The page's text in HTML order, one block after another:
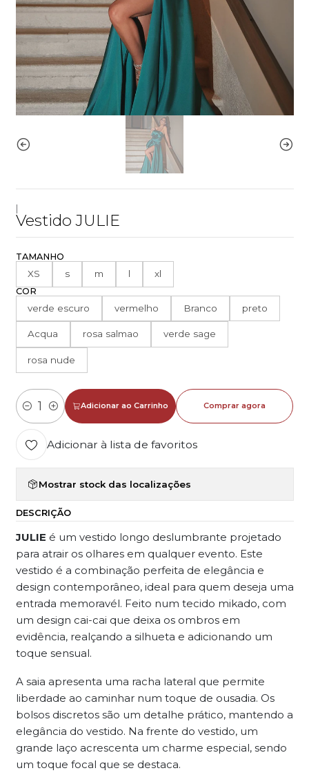
Vestido JULIE
TAMANHO
XS s m l xl
COR
verde escuro vermelho Branco preto
Acqua rosa salmao verde sage
rosa nude
Quantidade
Adicionar ao Carrinho Comprar agora
Adicionar à lista de favoritos
Mostrar stock das localizações
DESCRIÇÃO
JULIE é um vestido longo deslumbrante projetado
para atrair os olhares em qualquer evento. Este
vestido é a combinação perfeita de elegância e
design contemporâneo, ideal para quem deseja uma
entrada memoravél. Feito num tecido mikado, com
um design cai-cai que deixa os ombros em
evidência, realçando a silhueta e adicionando um
toque sensual.
A saia apresenta uma racha lateral que permite
liberdade ao caminhar num toque de ousadia. Os
bolsos discretos são um detalhe prático, mantendo a
elegância do vestido. Na frente do vestido, um
grande laço acrescenta um charme especial, sendo
um toque focal que se destaca.